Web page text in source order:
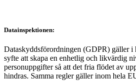
Datainspektionen:
Dataskyddsförordningen (GDPR) gäller i
syfte att skapa en enhetlig och likvärdig
personuppgifter så att det fria flödet av
hindras. Samma regler gäller inom hela